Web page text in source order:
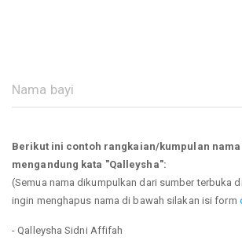
Berikut ini contoh rangkaian/kumpulan nama
mengandung kata "Qalleysha":
(Semua nama dikumpulkan dari sumber terbuka
ingin menghapus nama di bawah silakan isi form
- Qalleysha Sidni Affifah